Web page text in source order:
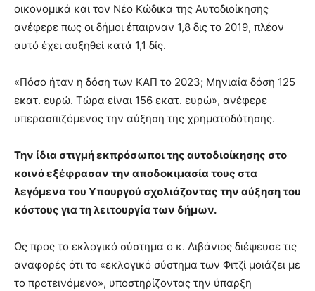
οικονομικά και τον Νέο Κώδικα της Αυτοδιοίκησης
ανέφερε πως οι δήμοι έπαιρναν 1,8 δις το 2019, πλέον
αυτό έχει αυξηθεί κατά 1,1 δίς.
«Πόσο ήταν η δόση των ΚΑΠ το 2023; Μηνιαία δόση 125
εκατ. ευρώ. Τώρα είναι 156 εκατ. ευρώ», ανέφερε
υπερασπιζόμενος την αύξηση της χρηματοδότησης.
Την ίδια στιγμή εκπρόσωποι της αυτοδιοίκησης στο
κοινό εξέφρασαν την αποδοκιμασία τους στα
λεγόμενα του Υπουργού σχολιάζοντας την αύξηση του
κόστους για τη λειτουργία των δήμων.
Ως προς το εκλογικό σύστημα ο κ. Λιβάνιος διέψευσε τις
αναφορές ότι το «εκλογικό σύστημα των Φιτζί μοιάζει με
το προτεινόμενο», υποστηρίζοντας την ύπαρξη